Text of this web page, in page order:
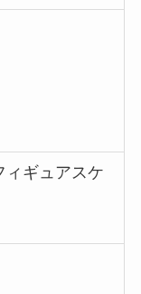
ィギュアスケ